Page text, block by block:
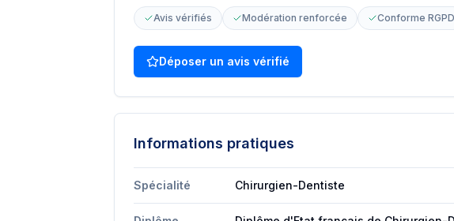
Avis vérifiés Modération renforcée Conforme RGPD
Déposer un avis vérifié
Informations pratiques
Spécialité Chirurgien-Dentiste